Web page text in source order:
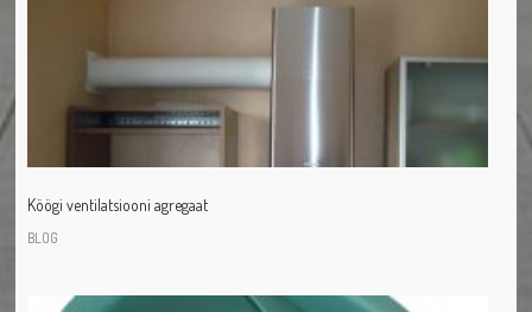
Köögi ventilatsiooni agregaat
BLOG